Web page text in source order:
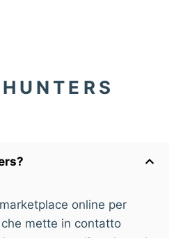
online per
mette in contatto